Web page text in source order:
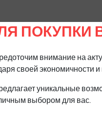
ПОКУПКИ В
внимание на
своей экономичности и
уникальные
выбором для вас.